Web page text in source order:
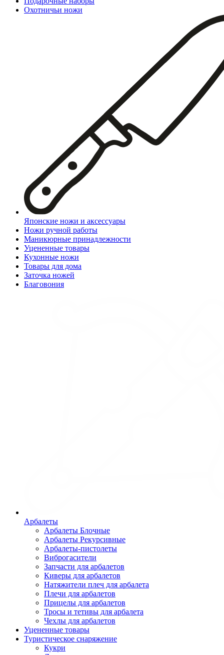
Охотничьи ножи
Японские ножи и аксессуары
Ножи ручной работы
Маникюрные принадлежности
Уцененные товары
Кухонные ножи
Товары для дома
Заточка ножей
Благовония
Арбалеты
Арбалеты Блочные
Арбалеты Рекурсивные
Арбалеты-пистолеты
Виброгасители
Запчасти для арбалетов
Киверы для арбалетов
Натяжители плеч для арбалета
Плечи для арбалетов
Прицелы для арбалетов
Тросы и тетивы для арбалета
Чехлы для арбалетов
Уцененные товары
Туристическое снаряжение
Кукри